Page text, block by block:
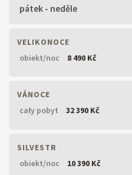
pátek - neděle
VELIKONOCE
obiekt/noc
8 490 Kč
VÁNOCE
cały pobyt
32 390 Kč
SILVESTR
obiekt/noc
10 390 Kč